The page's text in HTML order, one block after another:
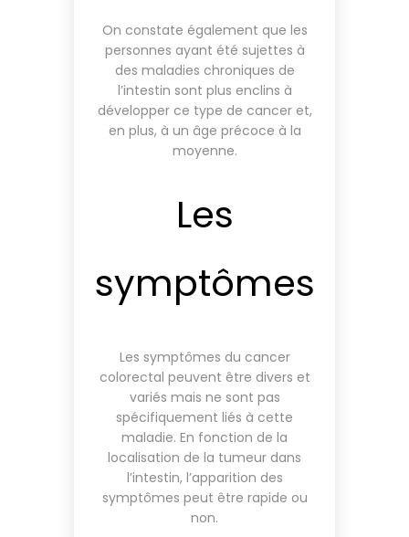
On constate également que les
personnes ayant été sujettes à
des maladies chroniques de
l’intestin sont plus enclins à
développer ce type de cancer et,
en plus, à un âge précoce à la
moyenne.
Les
symptômes
Les symptômes du cancer
colorectal peuvent être divers et
variés mais ne sont pas
spécifiquement liés à cette
maladie. En fonction de la
localisation de la tumeur dans
l’intestin, l’apparition des
symptômes peut être rapide ou
non.